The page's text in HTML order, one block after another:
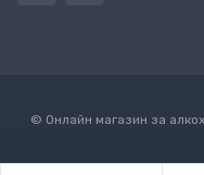
© Онлайн магазин за